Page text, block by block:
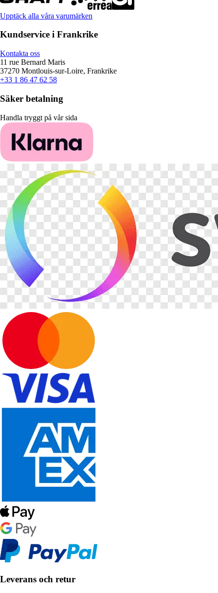
Upptäck alla våra varumärken
Kundservice i Frankrike
Kontakta oss
11 rue Bernard Maris
37270 Montlouis-sur-Loire, Frankrike
+33 1 86 47 62 58
Säker betalning
Handla tryggt på vår sida
Leverans och retur